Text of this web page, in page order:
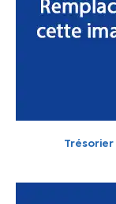
Trésorier